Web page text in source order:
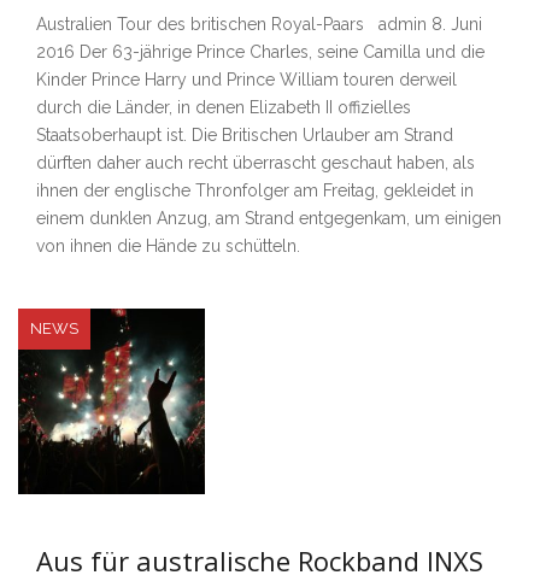
Australien Tour des britischen Royal-Paars admin 8. Juni
2016 Der 63-jährige Prince Charles, seine Camilla und die
Kinder Prince Harry und Prince William touren derweil
durch die Länder, in denen Elizabeth II offizielles
Staatsoberhaupt ist. Die Britischen Urlauber am Strand
dürften daher auch recht überrascht geschaut haben, als
ihnen der englische Thronfolger am Freitag, gekleidet in
einem dunklen Anzug, am Strand entgegenkam, um einigen
von ihnen die Hände zu schütteln.
NEWS
Aus für australische Rockband INXS